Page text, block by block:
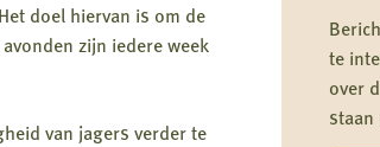
te
over
doel hiervan is om de
zijn iedere week
van jagers verder te